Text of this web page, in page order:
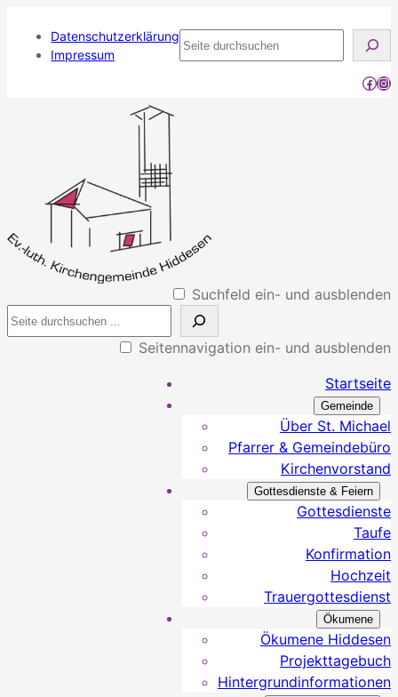
Datenschutzerklärung
Impressum
Seite
durchsuchen
Suchfeld ein- und ausblenden
Seitennavigation ein- und ausblenden
Startseite
Gemeinde
Über St. Michael
Pfarrer & Gemeindebüro
Kirchenvorstand
Gottesdienste & Feiern
Gottesdienste
Taufe
Konfirmation
Hochzeit
Trauergottesdienst
Ökumene
Ökumene Hiddesen
Projekttagebuch
Hintergrundinformationen